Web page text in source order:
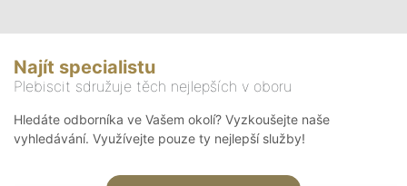
Najít specialistu
Plebiscit sdružuje těch nejlepších v oboru
Hledáte odborníka ve Vašem okolí? Vyzkoušejte naše
vyhledávání. Využívejte pouze ty nejlepší služby!